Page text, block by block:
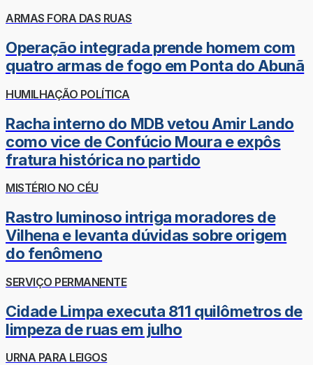
ARMAS FORA DAS RUAS
Operação integrada prende homem com
quatro armas de fogo em Ponta do Abunã
HUMILHAÇÃO POLÍTICA
Racha interno do MDB vetou Amir Lando
como vice de Confúcio Moura e expôs
fratura histórica no partido
MISTÉRIO NO CÉU
Rastro luminoso intriga moradores de
Vilhena e levanta dúvidas sobre origem
do fenômeno
SERVIÇO PERMANENTE
Cidade Limpa executa 811 quilômetros de
limpeza de ruas em julho
URNA PARA LEIGOS